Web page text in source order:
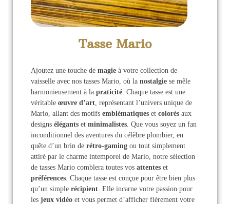
Tasse Mario
Ajoutez une touche de magie à votre collection de
vaisselle avec nos tasses Mario, où la nostalgie se mêle
harmonieusement à la praticité . Chaque tasse est une
véritable œuvre d’art , représentant l’univers unique de
Mario, allant des motifs emblématiques et colorés aux
designs élégants et minimalistes . Que vous soyez un fan
inconditionnel des aventures du célèbre plombier, en
quête d’un brin de rétro-gaming ou tout simplement
attiré par le charme intemporel de Mario, notre sélection
de tasses Mario comblera toutes vos attentes et
préférences . Chaque tasse est conçue pour être bien plus
qu’un simple récipient . Elle incarne votre passion pour
les jeux vidéo et vous permet d’afficher fièrement votre